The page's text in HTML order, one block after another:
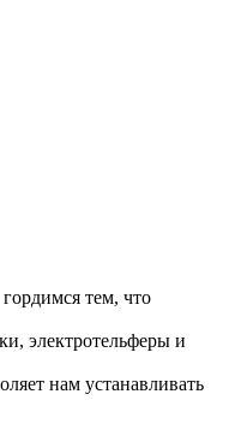
тем, что
электротельферы и
нам устанавливать